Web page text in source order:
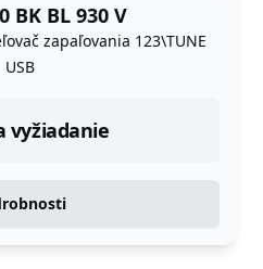
BK BL 930 V
zapaľovania 123\TUNE
USB
vyžiadanie